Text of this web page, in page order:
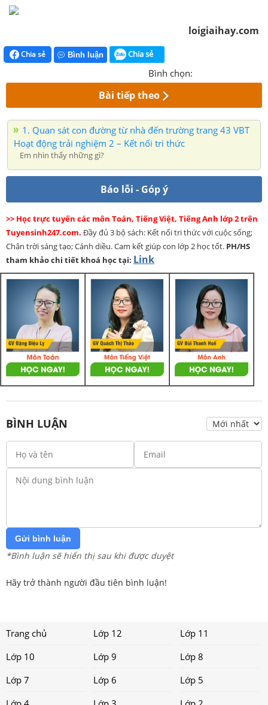
loigiaihay.com
Chia sẻ Bình luận Chia sẻ
Bình chọn:
Bài tiếp theo
1. Quan sát con đường từ nhà đến trường trang 43 VBT
Hoạt động trải nghiệm 2 – Kết nối tri thức
Em nhìn thấy những gì?
Báo lỗi - Góp ý
>> Học trực tuyến các môn Toán, Tiếng Việt, Tiếng Anh lớp 2 trên
Tuyensinh247.com. Đầy đủ 3 bộ sách: Kết nối tri thức với cuộc sống;
Chân trời sáng tạo; Cánh diều. Cam kết giúp con lớp 2 học tốt. PH/HS
tham khảo chi tiết khoá học tại: Link
BÌNH LUẬN
Gửi bình luận
*Bình luận sẽ hiển thị sau khi được duyệt
Hãy trở thành người đầu tiên bình luận!
Trang chủ Lớp 12
Lớp 11
Lớp 10
Lớp 9
Lớp 8
Lớp 7
Lớp 6
Lớp 5